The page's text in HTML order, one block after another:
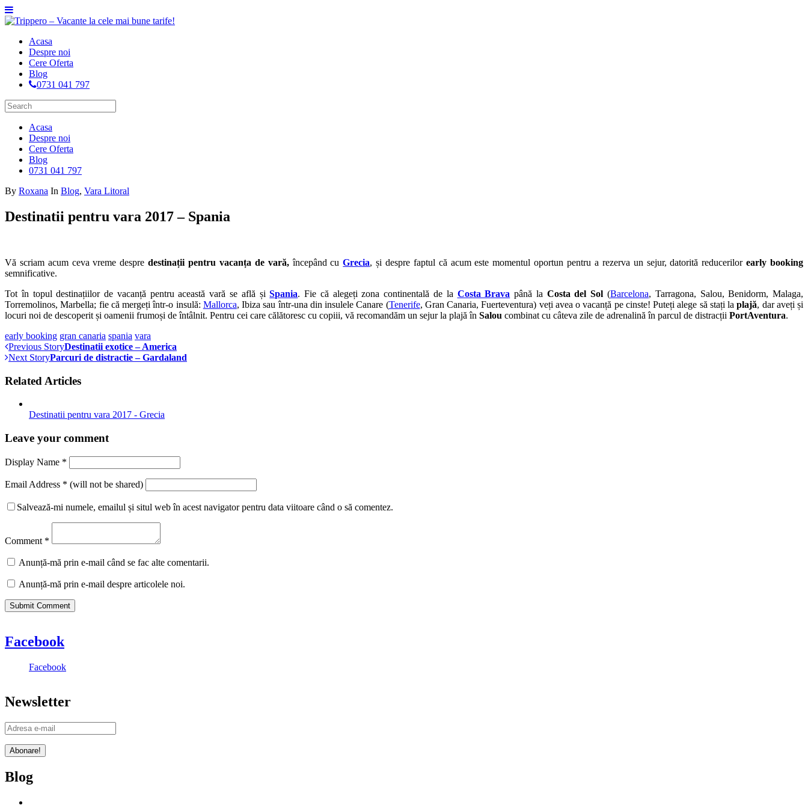
Acasa
Despre noi
Cere Oferta
Blog
0731 041 797
Acasa
Despre noi
Cere Oferta
Blog
0731 041 797
By Roxana In Blog, Vara Litoral
Destinatii pentru vara 2017 – Spania
Vă scriam acum ceva vreme despredestinații pentru vacanța de vară,începând cu Grecia, și despre faptul că acum este momentul oportun pentru a rezerva un sejur, datorită reducerilorearly booking
semnificative.
Tot în topul destinațiilor de vacanță pentru această vară se află șiSpania. Fie că alegeți zona continentală de la Costa Brava până la Costa del Sol (Barcelona, Tarragona, Salou, Benidorm, Malaga,
Torremolinos, Marbella; fie că mergeți într-o insulă: Mallorca, Ibiza sau într-una din insulele Canare (Tenerife, Gran Canaria, Fuerteventura) veți avea o vacanță pe cinste! Puteți alege să stați laplajă, dar aveți și
locuri noi de descoperit și oamenii frumoși de întâlnit. Pentru cei care călătoresc cu copiii, vă recomandăm un sejur la plajă în Salou combinat cu câteva zile de adrenalină în parcul de distracții PortAventura.
early booking gran canaria spania vara
Previous StoryDestinatii exotice – America
Next StoryParcuri de distractie – Gardaland
Related Articles
Destinatii pentru vara 2017 - Grecia
Leave your comment
Display Name *
Email Address * (will not be shared)
Salvează-mi numele, emailul și situl web în acest navigator pentru data viitoare când o să comentez.
Comment *
Anunță-mă prin e-mail când se fac alte comentarii.
Anunță-mă prin e-mail despre articolele noi.
Facebook
Facebook
Newsletter
Blog